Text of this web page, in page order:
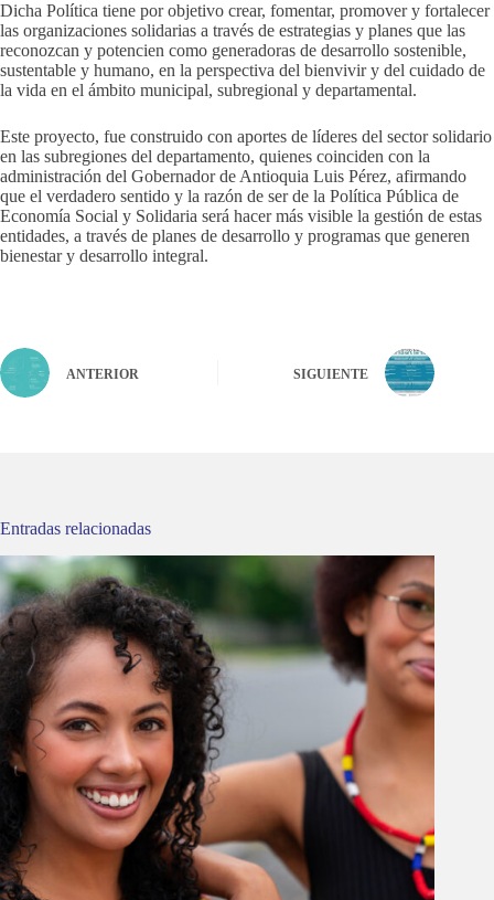
Dicha Política tiene por objetivo crear, fomentar, promover y fortalecer
las organizaciones solidarias a través de estrategias y planes que las
reconozcan y potencien como generadoras de desarrollo sostenible,
sustentable y humano, en la perspectiva del bienvivir y del cuidado de
la vida en el ámbito municipal, subregional y departamental.
Este proyecto, fue construido con aportes de líderes del sector solidario
en las subregiones del departamento, quienes coinciden con la
administración del Gobernador de Antioquia Luis Pérez, afirmando
que el verdadero sentido y la razón de ser de la Política Pública de
Economía Social y Solidaria será hacer más visible la gestión de estas
entidades, a través de planes de desarrollo y programas que generen
bienestar y desarrollo integral.
ANTERIOR SIGUIENTE
Entradas relacionadas